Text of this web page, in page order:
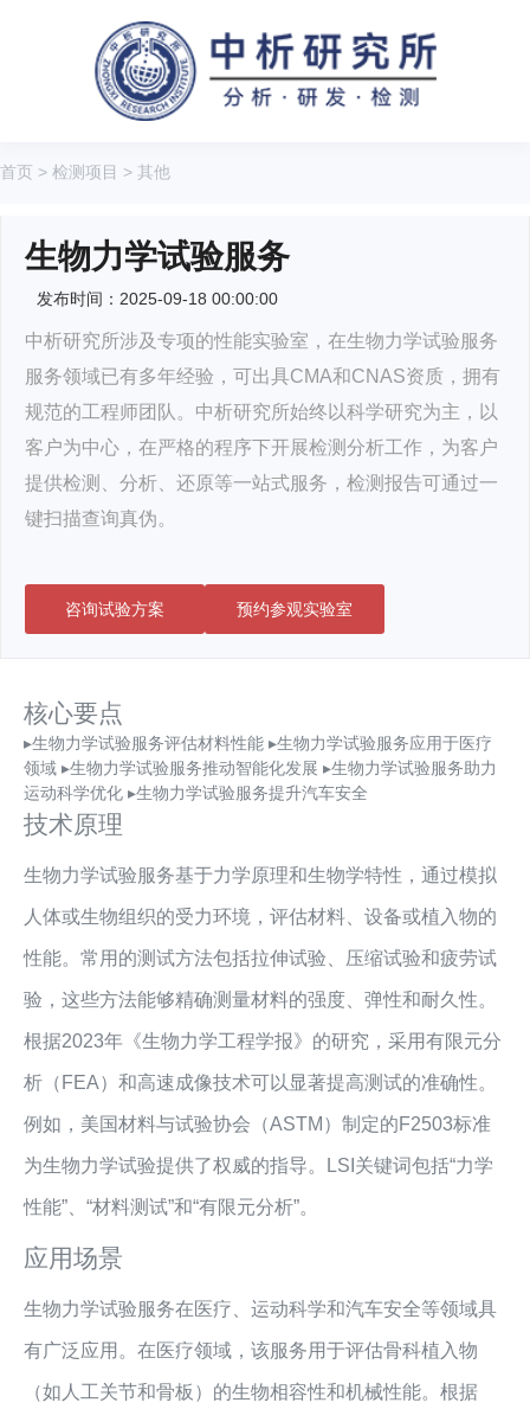
首页 > 检测项目 > 其他
生物力学试验服务
发布时间：2025-09-18 00:00:00
中析研究所涉及专项的性能实验室，在生物力学试验服务
服务领域已有多年经验，可出具CMA和CNAS资质，拥有
规范的工程师团队。中析研究所始终以科学研究为主，以
客户为中心，在严格的程序下开展检测分析工作，为客户
提供检测、分析、还原等一站式服务，检测报告可通过一
键扫描查询真伪。
咨询试验方案 预约参观实验室
核心要点
▸生物力学试验服务评估材料性能 ▸生物力学试验服务应用于医疗
领域 ▸生物力学试验服务推动智能化发展 ▸生物力学试验服务助力
运动科学优化 ▸生物力学试验服务提升汽车安全
技术原理
生物力学试验服务基于力学原理和生物学特性，通过模拟
人体或生物组织的受力环境，评估材料、设备或植入物的
性能。常用的测试方法包括拉伸试验、压缩试验和疲劳试
验，这些方法能够精确测量材料的强度、弹性和耐久性。
根据2023年《生物力学工程学报》的研究，采用有限元分
析（FEA）和高速成像技术可以显著提高测试的准确性。
例如，美国材料与试验协会（ASTM）制定的F2503标准
为生物力学试验提供了权威的指导。LSI关键词包括“力学
性能”、“材料测试”和“有限元分析”。
应用场景
生物力学试验服务在医疗、运动科学和汽车安全等领域具
有广泛应用。在医疗领域，该服务用于评估骨科植入物
（如人工关节和骨板）的生物相容性和机械性能。根据